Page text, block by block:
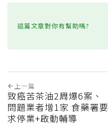
這篇文章對你有幫助嗎?
上一篇
致癌苦茶油2周爆6案、
問題業者增1家 食藥署要
求停業+啟動輔導